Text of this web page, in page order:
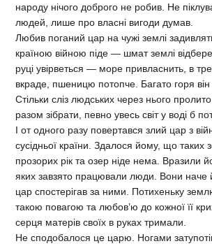
народу нічого доброго не робив. Не
людей, лише про власні вигоди думав.
Любив поганий цар на чужі землі
країною війною піде — шмат землі
руці увірветься — море привласнить, в
вкраде, пшеницю потопче. Багато горя він у
Стільки сліз людських через нього
разом зібрати, певно увесь світ у воді б
І от одного разу повертався злий цар з
сусідньої країни. Здалося йому, що таких
прозорих рік та озер ніде нема. Вразили
яких завзято працювали люди. Вони наче
цар спостерігав за ними. Потихеньку
такою повагою та любов’ю до кожної її
серця матерів своїх в руках тримали.
Не сподобалося це царю. Ногами